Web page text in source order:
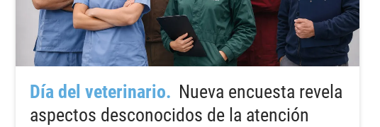
Día del veterinario
Nueva encuesta revela
aspectos desconocidos de la atención